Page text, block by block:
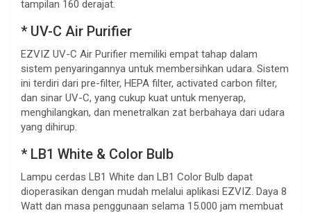
tampilan 160 derajat.
* UV-C Air Purifier
EZVIZ UV-C Air Purifier memiliki empat tahap dalam
sistem penyaringannya untuk membersihkan udara. Sistem
ini terdiri dari pre-filter, HEPA filter, activated carbon filter,
dan sinar UV-C, yang cukup kuat untuk menyerap,
menghilangkan, dan menetralkan zat berbahaya dari udara
yang dihirup.
* LB1 White & Color Bulb
Lampu cerdas LB1 White dan LB1 Color Bulb dapat
dioperasikan dengan mudah melalui aplikasi EZVIZ. Daya 8
Watt dan masa penggunaan selama 15.000 jam membuat